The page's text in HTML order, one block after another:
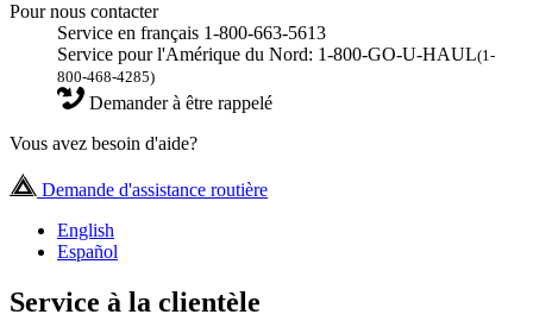
Pour nous contacter
Service en français 1-800-663-5613
Service pour l'Amérique du Nord: 1-800-GO-U-HAUL(1-
800-468-4285)
Demander à être rappelé
Vous avez besoin d'aide?
Demande d'assistance routière
English
Español
Service à la clientèle